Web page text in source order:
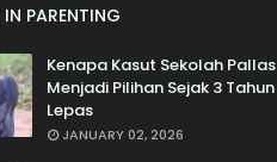
IN PARENTING
Kenapa Kasut Sekolah Pallas
Menjadi Pilihan Sejak 3 Tahun
Lepas
JANUARY 02, 2026